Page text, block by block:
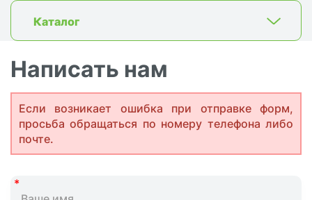
Каталог
Написать нам
Если возникает ошибка при отправке форм,
просьба обращаться по номеру телефона либо
почте.